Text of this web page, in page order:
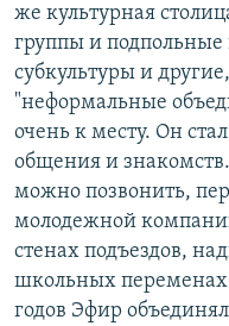
же культурная
группы и
субкультуры и
"неформальные
очень к месту. Он
общения и
можно позвонить,
молодежной
стенах подъездов,
школьных
годов Эфир